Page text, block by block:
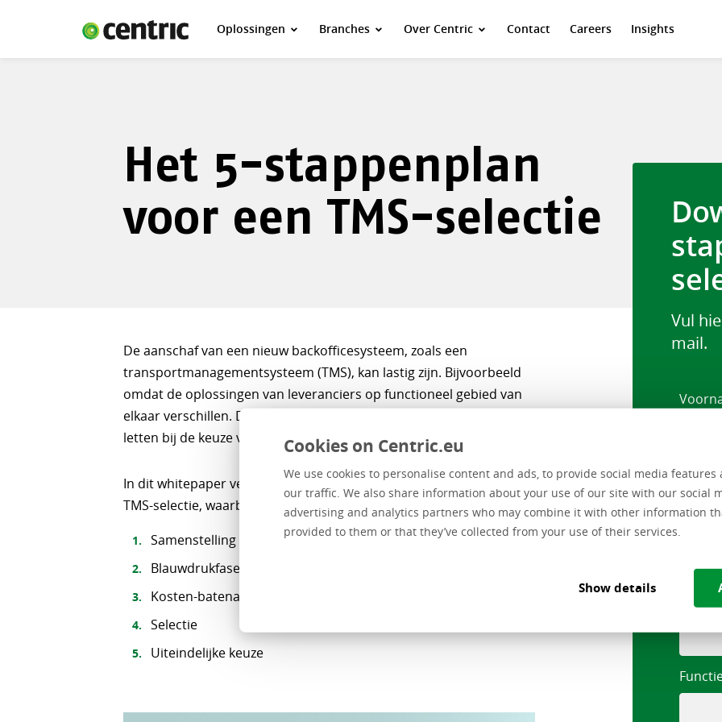
Cookies on Centric.eu
We use cookies to personalise content and ads, to provide social media features
our traffic. We also share information about your use of our site with our social
advertising and analytics partners who may combine it with other information
provided to them or that they’ve collected from your use of their services.
Show details
Oplossingen Branches Over Centric Contact Careers
Insights
Oplossingen
Careers
Het 5-stappenplan
voor een TMS-selectie
De aanschaf van een nieuw backofficesysteem, zoals een
transportmanagementsysteem (TMS), kan lastig zijn. Bijvoorbeeld
omdat de oplossingen van leveranciers op functioneel gebied van
elkaar verschillen. Dus waar doe je goed aan? Waar moet je op
letten bij de keuze van een backofficesysteem?
In dit whitepaper vertellen we meer over het 5-stappenplan voor de
TMS-selectie, waarbij we focussen op de volgende onderwerpen:
Samenstelling projectteam
Blauwdrukfase
Kosten-batenanalyse
Selectie
Uiteindelijke keuze
Vul
mail.